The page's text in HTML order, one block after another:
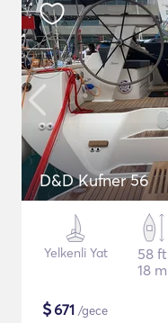
D&D Kufner 56
Yelkenli Yat
58 ft
18 m
$671 /gece